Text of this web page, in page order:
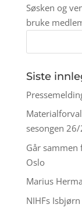
Søsken og
bruke
Siste
sesongen
Går sammen
Oslo
Marius
NIHFs Isbjørn